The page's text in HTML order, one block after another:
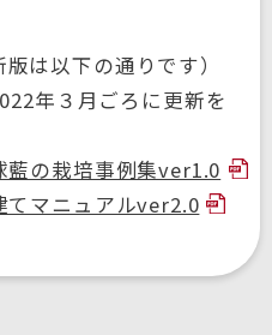
は以下の通りです）
年３月ごろに更新を
藍の栽培事例集ver1.0
てマニュアルver2.0